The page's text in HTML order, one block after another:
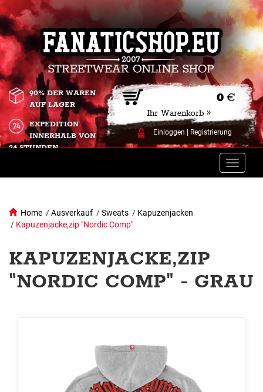
0 €
Ihr Warenkorb »
Einloggen Registrierung
90% DER WAREN
AUF LAGER
EXPEDITION
INNERHALB VON
24 STUNDEN.
Toggle
Home /Ausverkauf /Sweats / Kapuzenjacken
/ Kapuzenjacke,zip "Nordic Comp"
KAPUZENJACKE,ZIP
"NORDIC COMP" - GRAU